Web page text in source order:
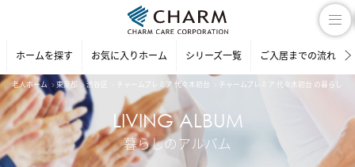
ホームを探す お気に入りホーム シリーズ一覧 ご入居までの流れ
老人ホーム 東京都 渋谷区 チャームプレミア 代々木初台 チャームプレミア 代々木初台 の暮らしの
LIVING ALBUM
暮らしのアルバム